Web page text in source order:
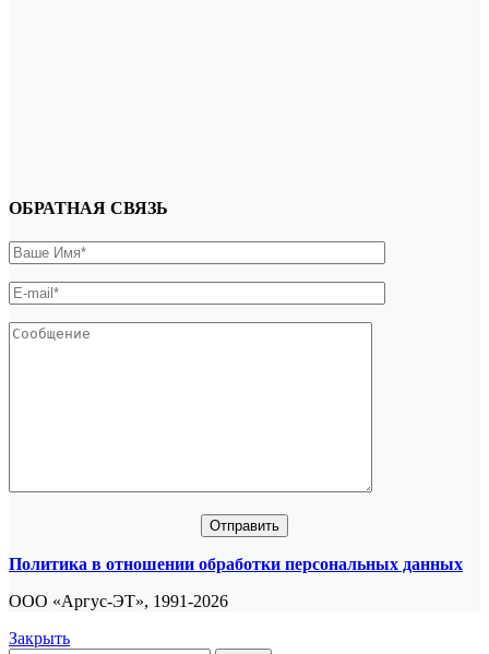
ОБРАТНАЯ СВЯЗЬ
Политика в отношении обработки персональных данных
ООО «Аргус-ЭТ», 1991-2026
Закрыть